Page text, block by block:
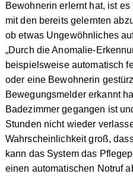
Bewohnerin erlernt hat, ist
mit den bereits gelernten
ob etwas Ungewöhnliches
„Durch die Anomalie-
beispielsweise automatisch
oder eine Bewohnerin
Bewegungsmelder erkannt
Badezimmer gegangen ist
Stunden nicht wieder
Wahrscheinlichkeit groß,
kann das System das
einen automatischen Notruf